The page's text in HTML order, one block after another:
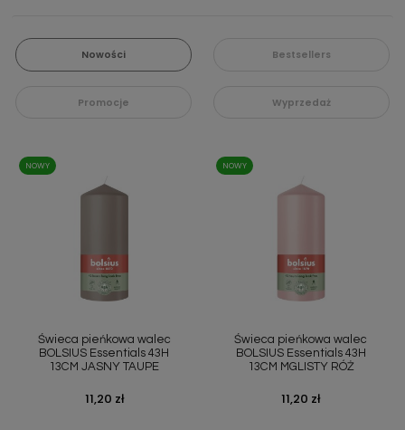
Nowości Bestsellers
Promocje Wyprzedaż
Świeca pieńkowa walec
BOLSIUS Essentials 43H
13CM JASNY TAUPE
Cena
11,20 zł
NOWY
Świeca pieńkowa walec
BOLSIUS Essentials 43H
13CM MGLISTY RÓŻ
Cena
11,20 zł
NOWY